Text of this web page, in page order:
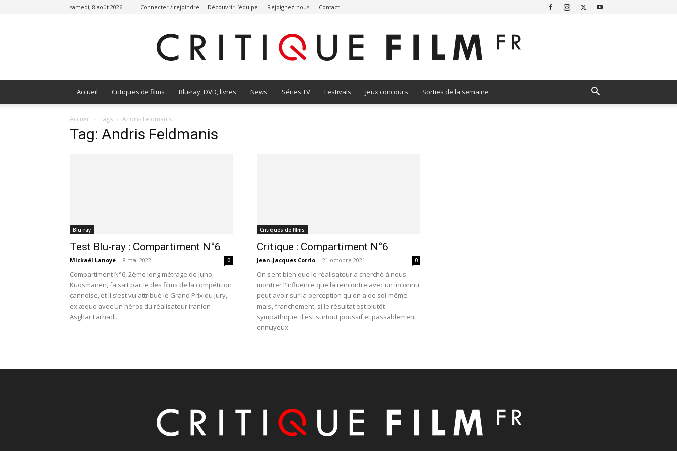
samedi, 8 août 2026 Connecter / rejoindre Découvrir l’équipe Rejoignez-nous Contact
Accueil Critiques de films Blu-ray, DVD, livres News Séries TV Festivals Jeux concours Sorties de la semaine
Accueil Tags Andris Feldmanis
Tag: Andris Feldmanis
Blu-ray
Test Blu-ray : Compartiment N°6
Mickaël Lanoye - 8 mai 2022 0
Compartiment N°6, 2ème long métrage de Juho
Kuosmanen, faisait partie des films de la compétition
cannoise, et il s’est vu attribué le Grand Prix du Jury,
ex æquo avec Un héros du réalisateur iranien
Asghar Farhadi.
Critiques de films
Critique : Compartiment N°6
Jean-Jacques Corrio - 21 octobre 2021 0
On sent bien que le réalisateur a cherché à nous
montrer l'influence que la rencontre avec un inconnu
peut avoir sur la perception qu'on a de soi-même
mais, franchement, si le résultat est plutôt
sympathique, il est surtout poussif et passablement
ennuyeux.